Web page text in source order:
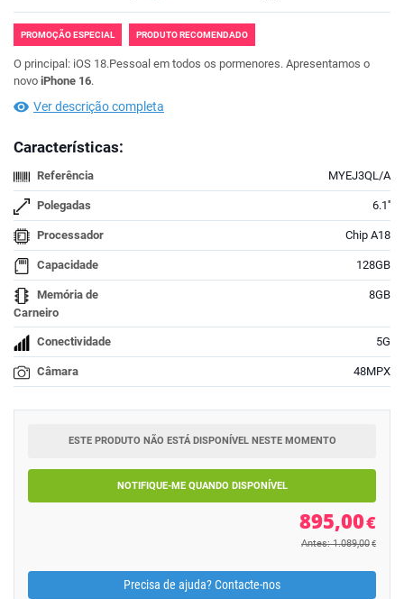
PROMOÇÃO ESPECIAL PRODUTO RECOMENDADO
O principal: iOS 18.Pessoal em todos os pormenores. Apresentamos o
novo iPhone 16.
Ver descrição completa
Características:
Referência MYEJ3QL/A
Polegadas 6.1''
Processador Chip A18
Capacidade 128GB
Memória de
Carneiro
8GB
Conectividade 5G
Câmara 48MPX
ESTE PRODUTO NÃO ESTÁ DISPONÍVEL NESTE MOMENTO
NOTIFIQUE-ME QUANDO DISPONÍVEL
895,00€
Antes: 1.089,00 €
Precisa de ajuda? Contacte-nos